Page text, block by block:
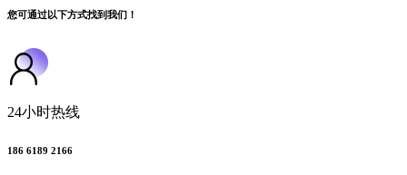
您可通过以下方式找到我们！
24小时热线
186 6189 2166